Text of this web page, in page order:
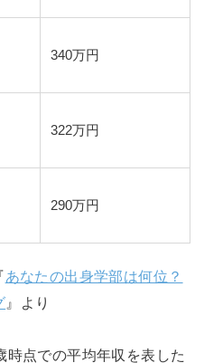
340万円
322万円
290万円
あなたの出身学部は何位？
』より
時点での平均年収を表した